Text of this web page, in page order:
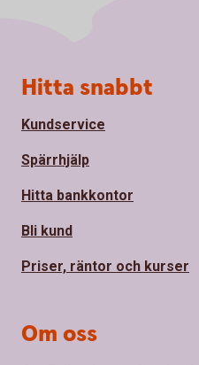
Sidfot
Hitta snabbt
Kundservice
Spärrhjälp
Hitta bankkontor
Bli kund
Priser, räntor och kurser
Om oss